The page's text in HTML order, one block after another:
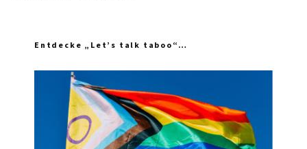
Entdecke „Let’s talk taboo“…